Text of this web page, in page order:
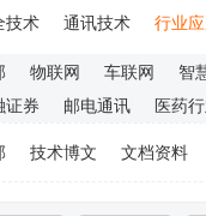
技术
通讯技术 行业
物联网 车联网 智
证券
邮电通讯 医药
技术博文 文档资料